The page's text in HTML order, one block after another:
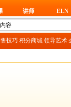
讲师 ELN
技巧 积分商城 领导艺术